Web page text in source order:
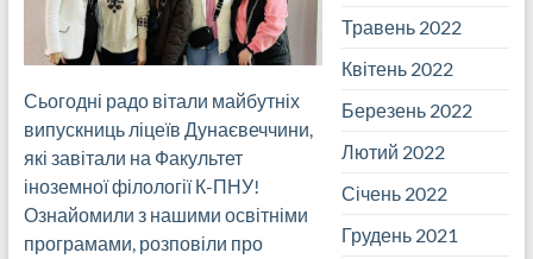
Сьогодні радо вітали майбутніх
випускниць ліцеїв Дунаєвеччини,
які завітали на Факультет
іноземної філології К-ПНУ!
Ознайомили з нашими освітніми
програмами, розповіли про
Травень 2022
Квітень 2022
Березень 2022
Лютий 2022
Січень 2022
Грудень 2021